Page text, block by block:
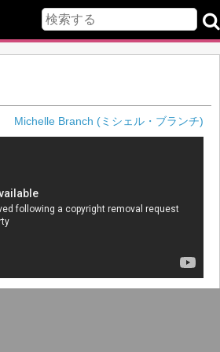
Michelle Branch (ミシェル・ブランチ)